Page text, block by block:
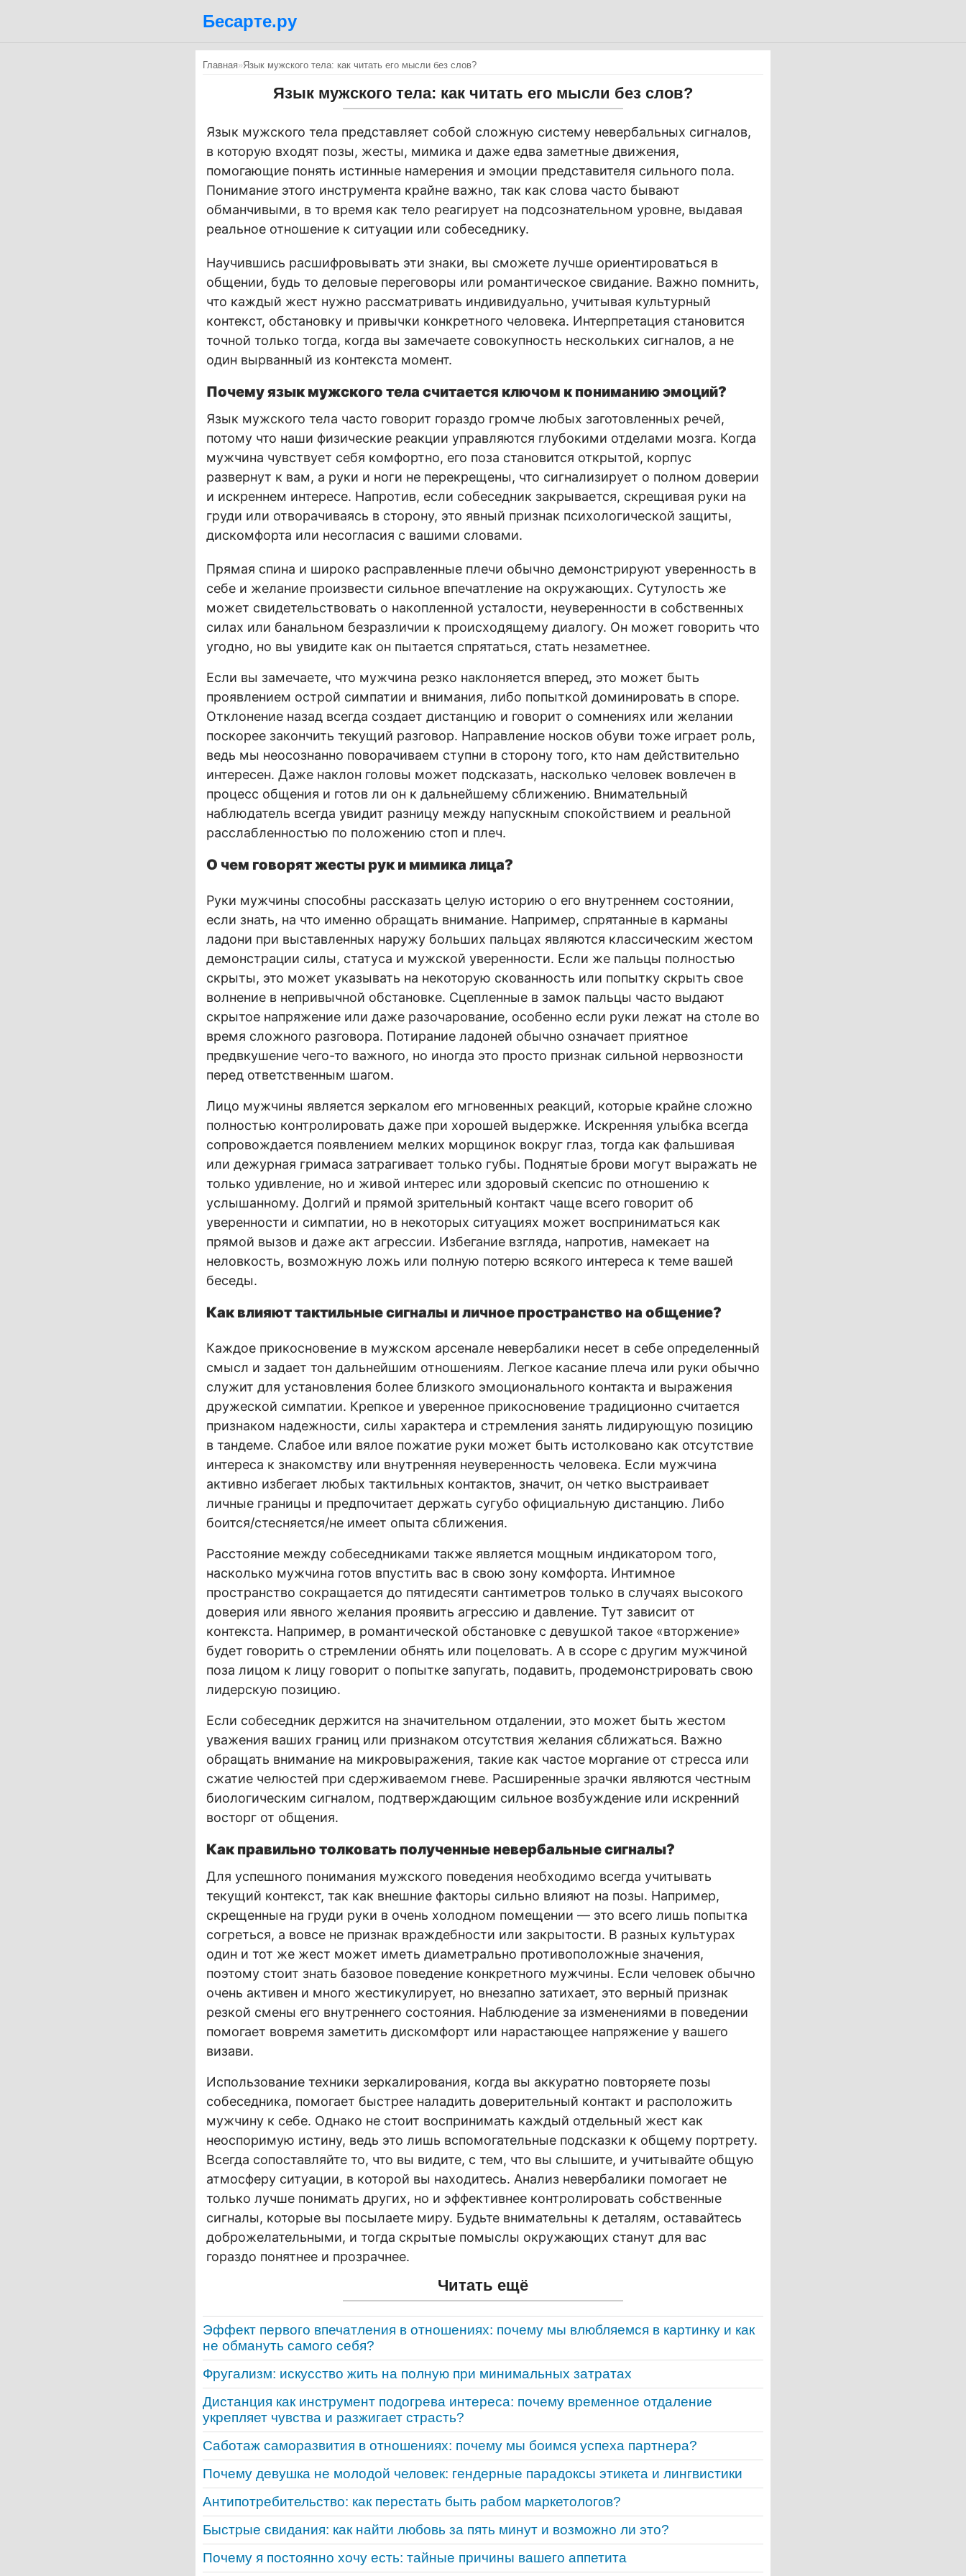
Бесарте.ру
Главная»Язык мужского тела: как читать его мысли без слов?
Язык мужского тела: как читать его мысли без слов?
Язык мужского тела представляет собой сложную систему невербальных сигналов,
в которую входят позы, жесты, мимика и даже едва заметные движения,
помогающие понять истинные намерения и эмоции представителя сильного пола.
Понимание этого инструмента крайне важно, так как слова часто бывают
обманчивыми, в то время как тело реагирует на подсознательном уровне, выдавая
реальное отношение к ситуации или собеседнику.
Научившись расшифровывать эти знаки, вы сможете лучше ориентироваться в
общении, будь то деловые переговоры или романтическое свидание. Важно помнить,
что каждый жест нужно рассматривать индивидуально, учитывая культурный
контекст, обстановку и привычки конкретного человека. Интерпретация становится
точной только тогда, когда вы замечаете совокупность нескольких сигналов, а не
один вырванный из контекста момент.
Почему язык мужского тела считается ключом к пониманию эмоций?
Язык мужского тела часто говорит гораздо громче любых заготовленных речей,
потому что наши физические реакции управляются глубокими отделами мозга. Когда
мужчина чувствует себя комфортно, его поза становится открытой, корпус
развернут к вам, а руки и ноги не перекрещены, что сигнализирует о полном доверии
и искреннем интересе. Напротив, если собеседник закрывается, скрещивая руки на
груди или отворачиваясь в сторону, это явный признак психологической защиты,
дискомфорта или несогласия с вашими словами.
Прямая спина и широко расправленные плечи обычно демонстрируют уверенность в
себе и желание произвести сильное впечатление на окружающих. Сутулость же
может свидетельствовать о накопленной усталости, неуверенности в собственных
силах или банальном безразличии к происходящему диалогу. Он может говорить что
угодно, но вы увидите как он пытается спрятаться, стать незаметнее.
Если вы замечаете, что мужчина резко наклоняется вперед, это может быть
проявлением острой симпатии и внимания, либо попыткой доминировать в споре.
Отклонение назад всегда создает дистанцию и говорит о сомнениях или желании
поскорее закончить текущий разговор. Направление носков обуви тоже играет роль,
ведь мы неосознанно поворачиваем ступни в сторону того, кто нам действительно
интересен. Даже наклон головы может подсказать, насколько человек вовлечен в
процесс общения и готов ли он к дальнейшему сближению. Внимательный
наблюдатель всегда увидит разницу между напускным спокойствием и реальной
расслабленностью по положению стоп и плеч.
О чем говорят жесты рук и мимика лица?
Руки мужчины способны рассказать целую историю о его внутреннем состоянии,
если знать, на что именно обращать внимание. Например, спрятанные в карманы
ладони при выставленных наружу больших пальцах являются классическим жестом
демонстрации силы, статуса и мужской уверенности. Если же пальцы полностью
скрыты, это может указывать на некоторую скованность или попытку скрыть свое
волнение в непривычной обстановке. Сцепленные в замок пальцы часто выдают
скрытое напряжение или даже разочарование, особенно если руки лежат на столе во
время сложного разговора. Потирание ладоней обычно означает приятное
предвкушение чего-то важного, но иногда это просто признак сильной нервозности
перед ответственным шагом.
Лицо мужчины является зеркалом его мгновенных реакций, которые крайне сложно
полностью контролировать даже при хорошей выдержке. Искренняя улыбка всегда
сопровождается появлением мелких морщинок вокруг глаз, тогда как фальшивая
или дежурная гримаса затрагивает только губы. Поднятые брови могут выражать не
только удивление, но и живой интерес или здоровый скепсис по отношению к
услышанному. Долгий и прямой зрительный контакт чаще всего говорит об
уверенности и симпатии, но в некоторых ситуациях может восприниматься как
прямой вызов и даже акт агрессии. Избегание взгляда, напротив, намекает на
неловкость, возможную ложь или полную потерю всякого интереса к теме вашей
беседы.
Как влияют тактильные сигналы и личное пространство на общение?
Каждое прикосновение в мужском арсенале невербалики несет в себе определенный
смысл и задает тон дальнейшим отношениям. Легкое касание плеча или руки обычно
служит для установления более близкого эмоционального контакта и выражения
дружеской симпатии. Крепкое и уверенное прикосновение традиционно считается
признаком надежности, силы характера и стремления занять лидирующую позицию
в тандеме. Слабое или вялое пожатие руки может быть истолковано как отсутствие
интереса к знакомству или внутренняя неуверенность человека. Если мужчина
активно избегает любых тактильных контактов, значит, он четко выстраивает
личные границы и предпочитает держать сугубо официальную дистанцию. Либо
боится/стесняется/не имеет опыта сближения.
Расстояние между собеседниками также является мощным индикатором того,
насколько мужчина готов впустить вас в свою зону комфорта. Интимное
пространство сокращается до пятидесяти сантиметров только в случаях высокого
доверия или явного желания проявить агрессию и давление. Тут зависит от
контекста. Например, в романтической обстановке с девушкой такое «вторжение»
будет говорить о стремлении обнять или поцеловать. А в ссоре с другим мужчиной
поза лицом к лицу говорит о попытке запугать, подавить, продемонстрировать свою
лидерскую позицию.
Если собеседник держится на значительном отдалении, это может быть жестом
уважения ваших границ или признаком отсутствия желания сближаться. Важно
обращать внимание на микровыражения, такие как частое моргание от стресса или
сжатие челюстей при сдерживаемом гневе. Расширенные зрачки являются честным
биологическим сигналом, подтверждающим сильное возбуждение или искренний
восторг от общения.
Как правильно толковать полученные невербальные сигналы?
Для успешного понимания мужского поведения необходимо всегда учитывать
текущий контекст, так как внешние факторы сильно влияют на позы. Например,
скрещенные на груди руки в очень холодном помещении — это всего лишь попытка
согреться, а вовсе не признак враждебности или закрытости. В разных культурах
один и тот же жест может иметь диаметрально противоположные значения,
поэтому стоит знать базовое поведение конкретного мужчины. Если человек обычно
очень активен и много жестикулирует, но внезапно затихает, это верный признак
резкой смены его внутреннего состояния. Наблюдение за изменениями в поведении
помогает вовремя заметить дискомфорт или нарастающее напряжение у вашего
визави.
Использование техники зеркалирования, когда вы аккуратно повторяете позы
собеседника, помогает быстрее наладить доверительный контакт и расположить
мужчину к себе. Однако не стоит воспринимать каждый отдельный жест как
неоспоримую истину, ведь это лишь вспомогательные подсказки к общему портрету.
Всегда сопоставляйте то, что вы видите, с тем, что вы слышите, и учитывайте общую
атмосферу ситуации, в которой вы находитесь. Анализ невербалики помогает не
только лучше понимать других, но и эффективнее контролировать собственные
сигналы, которые вы посылаете миру. Будьте внимательны к деталям, оставайтесь
доброжелательными, и тогда скрытые помыслы окружающих станут для вас
гораздо понятнее и прозрачнее.
Читать ещё
Эффект первого впечатления в отношениях: почему мы влюбляемся в картинку и как
не обмануть самого себя?
Фругализм: искусство жить на полную при минимальных затратах
Дистанция как инструмент подогрева интереса: почему временное отдаление
укрепляет чувства и разжигает страсть?
Саботаж саморазвития в отношениях: почему мы боимся успеха партнера?
Почему девушка не молодой человек: гендерные парадоксы этикета и лингвистики
Антипотребительство: как перестать быть рабом маркетологов?
Быстрые свидания: как найти любовь за пять минут и возможно ли это?
Почему я постоянно хочу есть: тайные причины вашего аппетита